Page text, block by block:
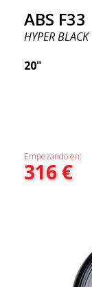
ABS F33
HYPER BLACK
20"
Empezando en:
316€